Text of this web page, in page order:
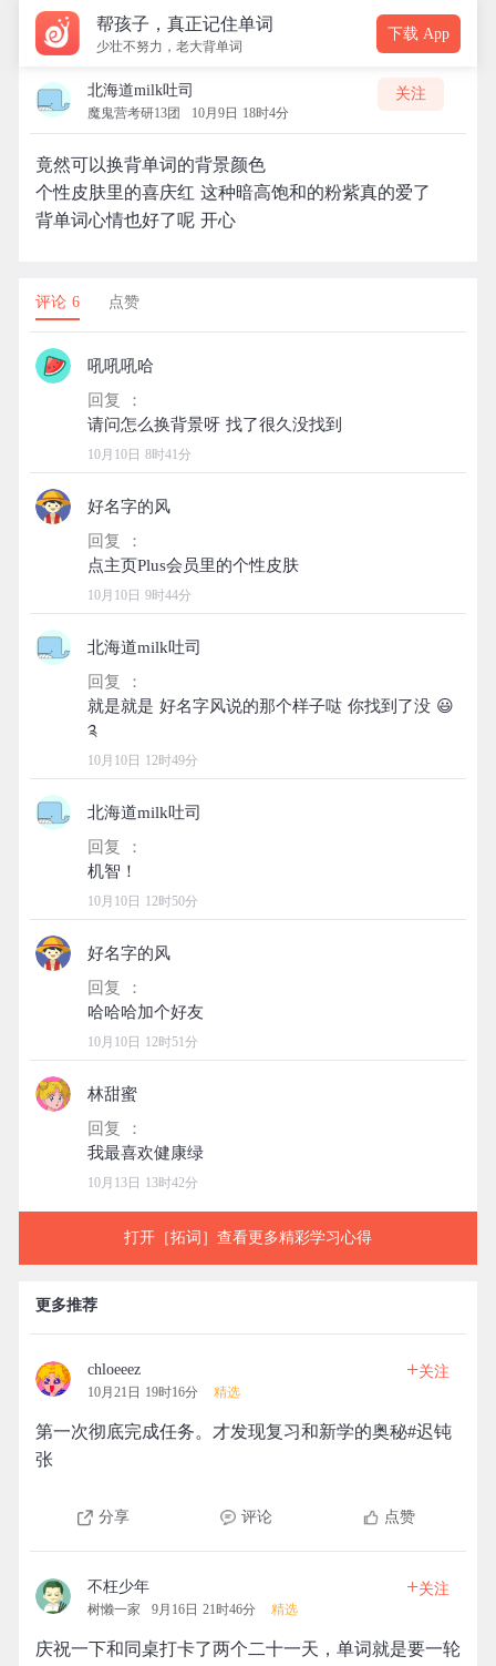
帮孩子，真正记住单词
少壮不努力，老大背单词
下载 App
北海道milk吐司
魔鬼营考研13团 10月9日 18时4分
关注
竟然可以换背单词的背景颜色
个性皮肤里的喜庆红 这种暗高饱和的粉紫真的爱了
背单词心情也好了呢 开心
评论 6 点赞
吼吼吼哈
回复 ：
10月10日 8时41分
好名字的风
回复 ：
10月10日 9时44分
北海道milk吐司
回复 ：
就是就是 好名字风说的那个样子哒 你找到了没 😃
10月10日 12时49分
北海道milk吐司
回复 ：
10月10日 12时50分
好名字的风
回复 ：
10月10日 12时51分
林甜蜜
回复 ：
10月13日 13时42分
打开［拓词］查看更多精彩学习心得
更多推荐
chloeeez
10月21日 19时16分 精选
+关注
第一次彻底完成任务。才发现复习和新学的奥秘#迟钝
张
分享 评论 点赞
不枉少年
树懒一家 9月16日 21时46分 精选
+关注
庆祝一下和同桌打卡了两个二十一天，单词就是要一轮